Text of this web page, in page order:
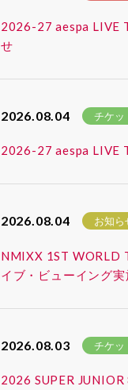
2026-27 aespa LIVE
せ
2026.08.04 チケッ
2026-27 aespa LIVE
2026.08.04 お知ら
NMIXX 1ST WORLD
イブ・ビューイング
2026.08.03 チケッ
2026 SUPER